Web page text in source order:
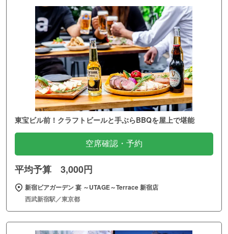
東宝ビル前！クラフトビールと手ぶらBBQを屋上で堪能
空席確認・予約
平均予算 3,000円
新宿ビアガーデン 宴 ～UTAGE～Terrace 新宿店
西武新宿駅／東京都